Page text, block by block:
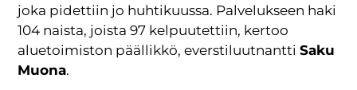
joka pidettiin jo huhtikuussa. Palvelukseen haki
104 naista, joista 97 kelpuutettiin, kertoo
aluetoimiston päällikkö, everstiluutnanttiSaku
Muona.